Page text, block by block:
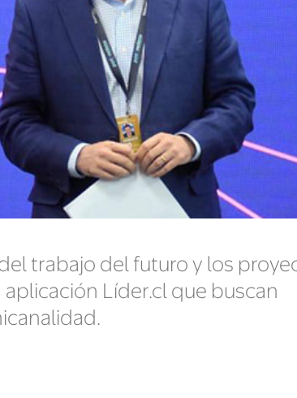
trabajo del futuro y los
Líder.cl que buscan